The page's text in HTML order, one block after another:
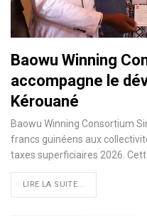
Baowu Winning
accompagne le
Kérouané
Baowu Winning Consortium
francs guinéens aux
taxes superficiaires 2026.
LIRE LA SUITE...